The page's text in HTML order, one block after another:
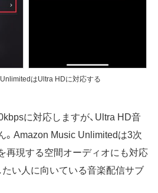
はUltra HDに対応する
に対応しますが、Ultra HD音
。Amazon Music Unlimitedは3次
再現する空間オーディオにも対応
たい人に向いている音楽配信サブ